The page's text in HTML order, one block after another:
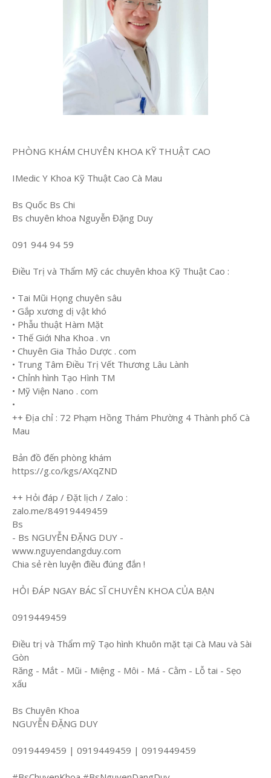
PHÒNG KHÁM CHUYÊN KHOA KỸ THUẬT CAO
IMedic Y Khoa Kỹ Thuật Cao Cà Mau
Bs Quốc Bs Chi
Bs chuyên khoa Nguyễn Đặng Duy
091 944 94 59
Điều Trị và Thẩm Mỹ các chuyên khoa Kỹ Thuật Cao :
• Tai Mũi Họng chuyên sâu
• Gắp xương dị vật khó
• Phẫu thuật Hàm Mặt
• Thế Giới Nha Khoa . vn
• Chuyên Gia Thảo Dược . com
• Trung Tâm Điều Trị Vết Thương Lâu Lành
• Chỉnh hình Tạo Hình TM
• Mỹ Viện Nano . com
•
++ Địa chỉ : 72 Phạm Hồng Thám Phường 4 Thành phố Cà
Mau
Bản đồ đến phòng khám
https://g.co/kgs/AXqZND
++ Hỏi đáp / Đặt lịch / Zalo :
zalo.me/84919449459
Bs
- Bs NGUYỄN ĐẶNG DUY -
www.nguyendangduy.com
Chia sẻ rèn luyện điều đúng đắn !
HỎI ĐÁP NGAY BÁC SĨ CHUYÊN KHOA CỦA BẠN
0919449459
Điều trị và Thẩm mỹ Tạo hình Khuôn mặt tại Cà Mau và Sài
Gòn
Răng - Mắt - Mũi - Miệng - Môi - Má - Cằm - Lỗ tai - Sẹo
xấu
Bs Chuyên Khoa
NGUYỄN ĐẶNG DUY
0919449459 | 0919449459 | 0919449459